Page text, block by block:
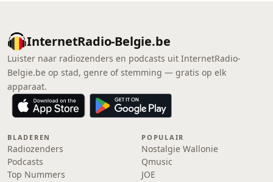
InternetRadio-Belgie.be
Luister naar radiozenders en podcasts uit InternetRadio-
Belgie.be op stad, genre of stemming — gratis op elk
apparaat.
BLADEREN
Radiozenders
Podcasts
Top Nummers
POPULAIR
Nostalgie Wallonie
Qmusic
JOE